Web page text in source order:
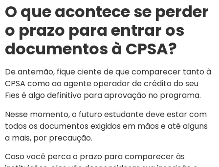
O que acontece se perder
o prazo para entrar os
documentos à CPSA?
De antemão, fique ciente de que comparecer tanto à
CPSA como ao agente operador de crédito do seu
Fies é algo definitivo para aprovação no programa.
Nesse momento, o futuro estudante deve estar com
todos os documentos exigidos em mãos e até alguns
a mais, por precaução.
Caso você perca o prazo para comparecer às